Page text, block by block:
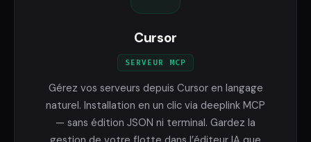
Cursor
SERVEUR MCP
Gérez vos serveurs depuis Cursor en langage
naturel. Installation en un clic via deeplink MCP
— sans édition JSON ni terminal. Gardez la